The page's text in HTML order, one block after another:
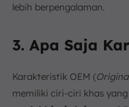
lebih berpengalaman.
3. Apa Saja
Karakteristik OEM (
memiliki ciri-ciri khas yang